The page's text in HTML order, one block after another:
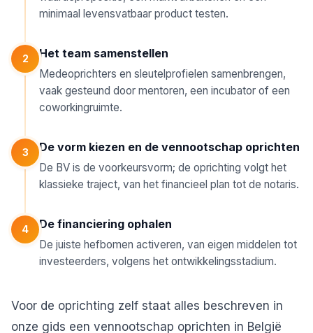
minimaal levensvatbaar product testen.
2 Het team samenstellen
Medeoprichters en sleutelprofielen samenbrengen,
vaak gesteund door mentoren, een incubator of een
coworkingruimte.
3 De vorm kiezen en de vennootschap oprichten
De BV is de voorkeursvorm; de oprichting volgt het
klassieke traject, van het financieel plan tot de notaris.
4 De financiering ophalen
De juiste hefbomen activeren, van eigen middelen tot
investeerders, volgens het ontwikkelingsstadium.
Voor de oprichting zelf staat alles beschreven in
onze gids een vennootschap oprichten in België